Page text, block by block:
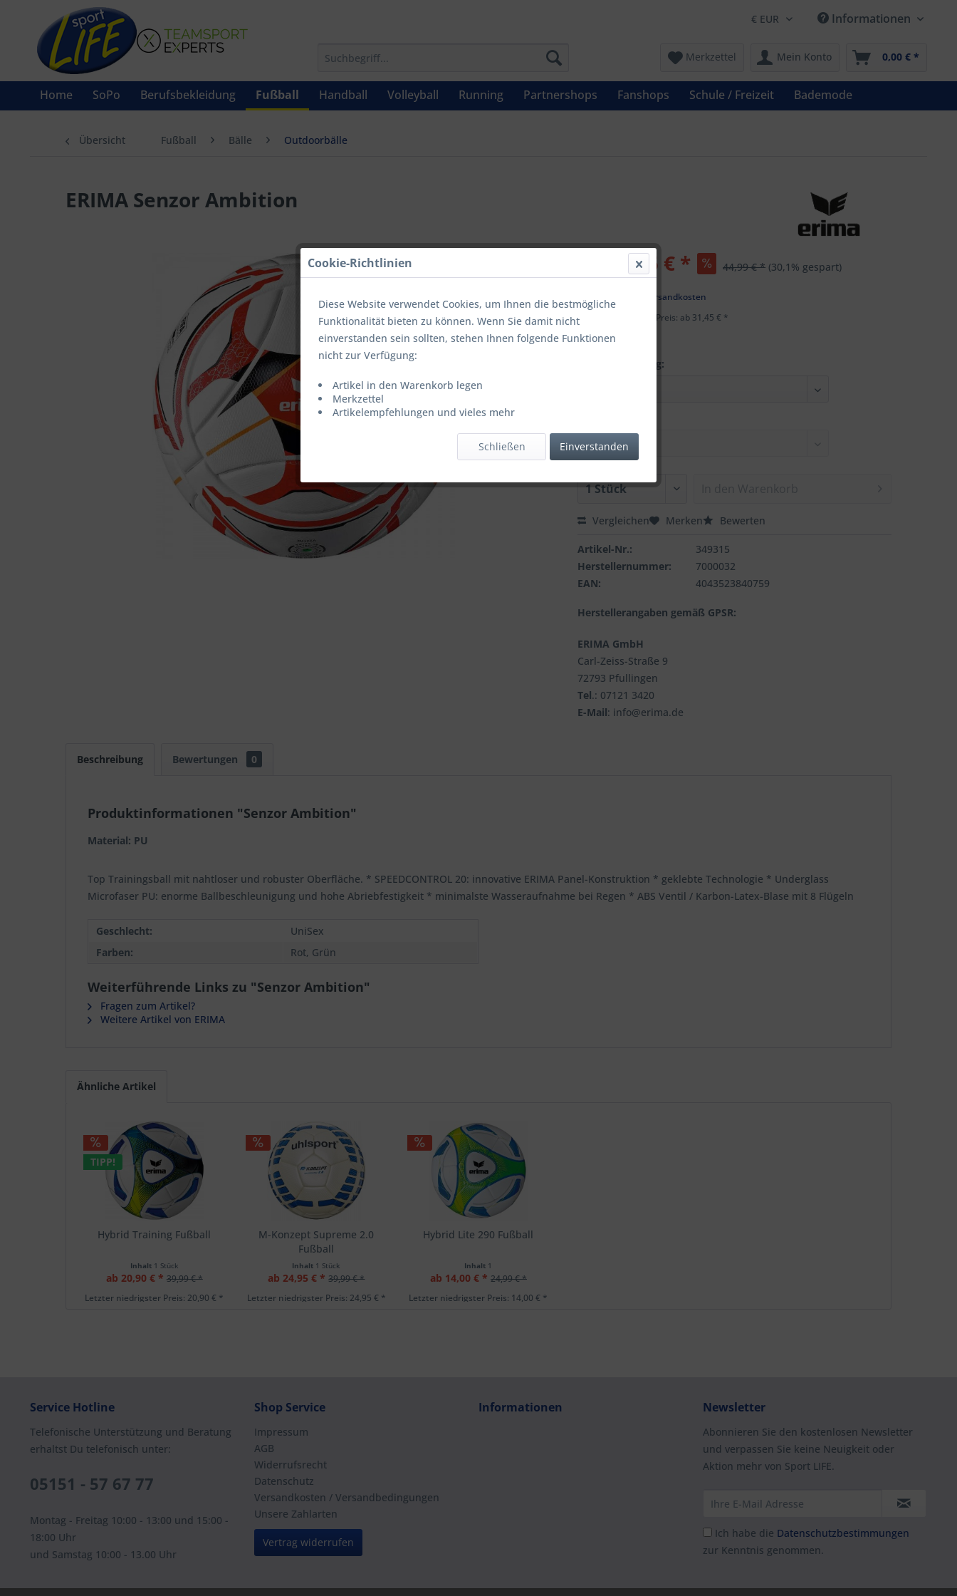
Informationen
Merkzettel Mein Konto 0,00 € *
Home SoPo Berufsbekleidung Fußball Handball Volleyball Running Partnershops Fanshops Schule / Freizeit Bademode
Übersicht Fußball Bälle Outdoorbälle
ERIMA Senzor Ambition
ab 31,45 € * 44,99 € * (30,1% gespart)
zzgl. Versandkosten
Letzter niedrigster Preis: ab 31,45 € *
Farbbezeichnung:
Vergleichen Merken Bewerten
Artikel-Nr.:
349315
Herstellernummer:
7000032
EAN:
4043523840759
Herstellerangaben gemäß GPSR:
ERIMA GmbH
Carl-Zeiss-Straße 9
72793 Pfullingen
Tel.: 07121 3420
E-Mail: info@erima.de
Beschreibung Bewertungen 0
Produktinformationen "Senzor Ambition"
Material: PU
Top Trainingsball mit nahtloser und robuster Oberfläche. * SPEEDCONTROL 20: innovative ERIMA Panel-Konstruktion * geklebte Technologie * Underglass
Microfaser PU: enorme Ballbeschleunigung und hohe Abriebfestigkeit * minimalste Wasseraufnahme bei Regen * ABS Ventil / Karbon-Latex-Blase mit 8 Flügeln
Geschlecht:
UniSex
Farben:
Rot, Grün
Weiterführende Links zu "Senzor Ambition"
Fragen zum Artikel?
Weitere Artikel von ERIMA
Ähnliche Artikel
TIPP!
Hybrid Training Fußball
Inhalt 1 Stück
ab 20,90 € * 39,99 € *
Letzter niedrigster Preis: 20,90 € *
M-Konzept Supreme 2.0
Fußball
Inhalt 1 Stück
ab 24,95 € * 39,99 € *
Letzter niedrigster Preis: 24,95 € *
Hybrid Lite 290 Fußball
Inhalt 1
ab 14,00 € * 24,99 € *
Letzter niedrigster Preis: 14,00 € *
Service Hotline
Telefonische Unterstützung und Beratung
erhaltst Du telefonisch unter:
05151 - 57 67 77
Montag - Freitag 10:00 - 13:00 und 15:00 -
18:00 Uhr
und Samstag 10:00 - 13.00 Uhr
Shop Service
Impressum
AGB
Widerrufsrecht
Datenschutz
Versandkosten / Versandbedingungen
Unsere Zahlarten
Vertrag widerrufen
Informationen Newsletter
Abonnieren Sie den kostenlosen Newsletter
und verpassen Sie keine Neuigkeit oder
Aktion mehr von Sport LIFE.
Ich habe die Datenschutzbestimmungen
zur Kenntnis genommen.
Cookie-Richtlinien
Diese Website verwendet Cookies, um Ihnen die bestmögliche
Funktionalität bieten zu können. Wenn Sie damit nicht
einverstanden sein sollten, stehen Ihnen folgende Funktionen
nicht zur Verfügung:
Artikel in den Warenkorb legen
Merkzettel
Artikelempfehlungen und vieles mehr
Einverstanden
Schließen